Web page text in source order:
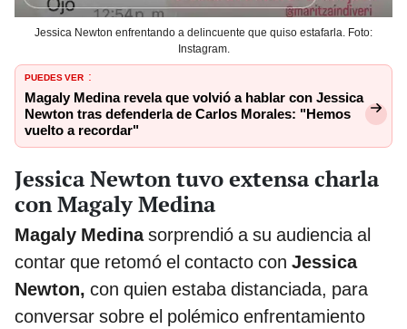
Jessica Newton enfrentando a delincuente que quiso estafarla. Foto:
Instagram.
PUEDES VER :
Magaly Medina revela que volvió a hablar con Jessica
Newton tras defenderla de Carlos Morales: "Hemos
vuelto a recordar"
Jessica Newton tuvo extensa charla
con Magaly Medina
Magaly Medinasorprendió a su audiencia al
contar que retomó el contacto con Jessica
Newton, con quien estaba distanciada, para
conversar sobre el polémico enfrentamiento